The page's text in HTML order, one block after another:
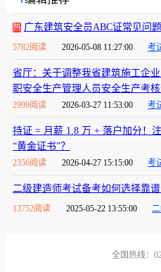
热 广东建筑安全员ABC证常见问
5782阅读 2026-05-08 11:27:00 考
省厅：关于调整我省建筑施工企
职安全生产管理人员安全生产考
2999阅读 2026-03-27 11:53:00 考
持证 = 月薪 1.8 万 + 落户加分！
“黄金证书”？
2356阅读 2026-04-27 15:15:00 考
二级建造师考试备考如何选择靠谱
13752阅读 2025-05-22 13:55:00
全国热线：